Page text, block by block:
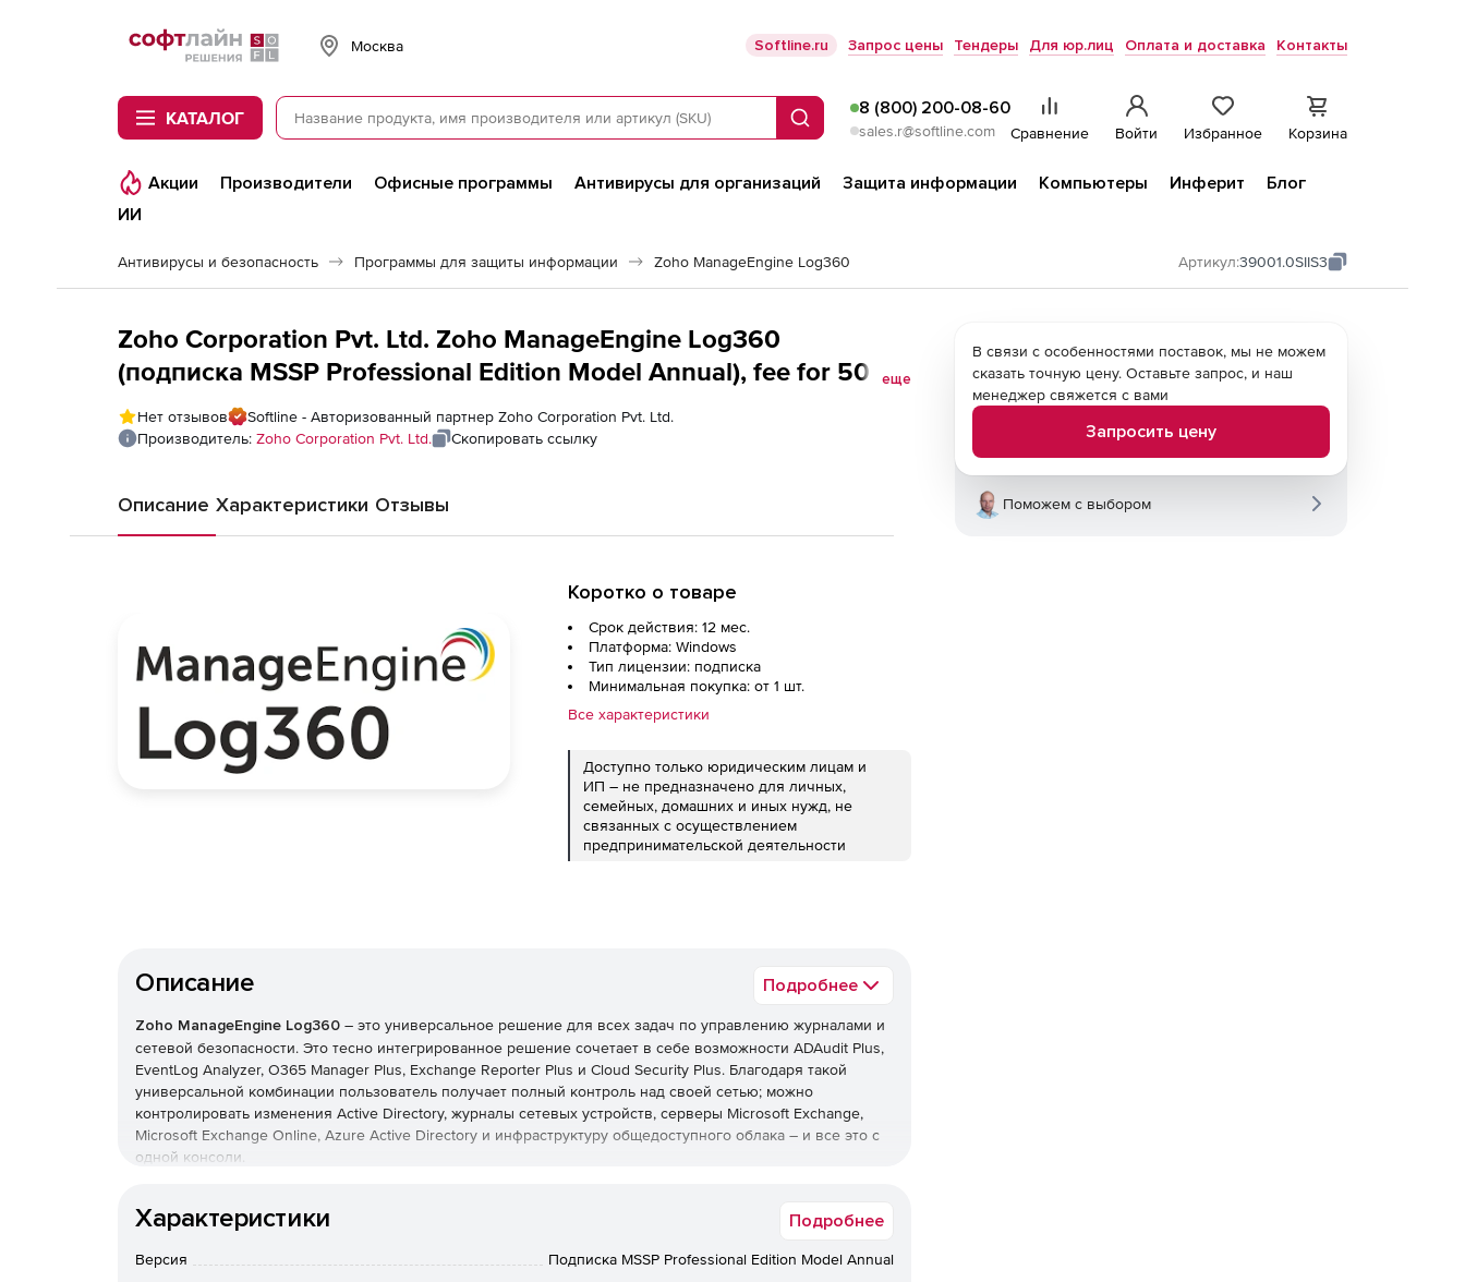
Softline
Москва Softline.ru Запрос цены Тендеры Для юр.лиц Оплата и доставка Контакты
КАТАЛОГ Поиск
8 (800) 200-08-60
sales.r@softline.com Сравнение Войти Избранное Корзина
Акции Производители Офисные программы Антивирусы для организаций Защита информации Компьютеры Инферит
Блог
ИИ
Антивирусы и безопасность Программы для защиты информации Zoho ManageEngine Log360 Артикул:39001.0SIIS3
Zoho Corporation Pvt. Ltd. Zoho ManageEngine Log360
(подписка MSSP Professional Edition Model Annual), fee for 50 IIS
Sites
еще
Нет отзывов
Softline - Авторизованный партнер Zoho Corporation Pvt. Ltd.
Производитель: Zoho Corporation Pvt. Ltd. Скопировать ссылку
Описание Характеристики Отзывы
Коротко о товаре
Срок действия: 12 мес.
Платформа: Windows
Тип лицензии: подписка
Минимальная покупка: от 1 шт.
Все характеристики
Доступно только юридическим лицам и
ИП – не предназначено для личных,
семейных, домашних и иных нужд, не
связанных с осуществлением
предпринимательской деятельности
Описание Подробнее
Zoho ManageEngine Log360 – это универсальное решение для всех задач по управлению журналами и
сетевой безопасности. Это тесно интегрированное решение сочетает в себе возможности ADAudit Plus,
EventLog Analyzer, O365 Manager Plus, Exchange Reporter Plus и Cloud Security Plus. Благодаря такой
универсальной комбинации пользователь получает полный контроль над своей сетью; можно
контролировать изменения Active Directory, журналы сетевых устройств, серверы Microsoft Exchange,
Microsoft Exchange Online, Azure Active Directory и инфраструктуру общедоступного облака – и все это с
одной консоли.
Характеристики Подробнее
Версия Подписка MSSP Professional Edition Model Annual
В связи с особенностями поставок, мы не можем
сказать точную цену. Оставьте запрос, и наш
менеджер свяжется с вами
Запросить цену
Поможем с выбором